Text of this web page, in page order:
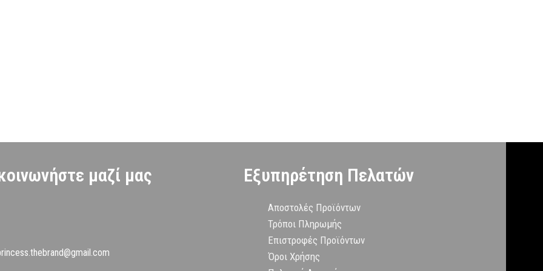
μαζί μας Εξυπηρέτηση Πελατών
Αποστολές Προϊόντων
Τρόποι Πληρωμής
Επιστροφές Προϊόντων
Όροι Χρήσης